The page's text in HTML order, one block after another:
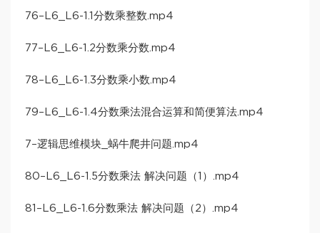
76–L6_L6-1.1分数乘整数.mp4
77–L6_L6-1.2分数乘分数.mp4
78–L6_L6-1.3分数乘小数.mp4
79–L6_L6-1.4分数乘法混合运算和简便算法.mp4
7–逻辑思维模块_蜗牛爬井问题.mp4
80–L6_L6-1.5分数乘法 解决问题（1）.mp4
81–L6_L6-1.6分数乘法 解决问题（2）.mp4